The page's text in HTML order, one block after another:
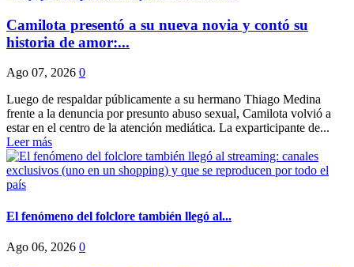
Camilota presentó a su nueva novia y contó su
historia de amor:...
Ago 07, 2026 0
Luego de respaldar públicamente a su hermano Thiago Medina
frente a la denuncia por presunto abuso sexual, Camilota volvió a
estar en el centro de la atención mediática. La exparticipante de...
Leer más
El fenómeno del folclore también llegó al...
Ago 06, 2026 0